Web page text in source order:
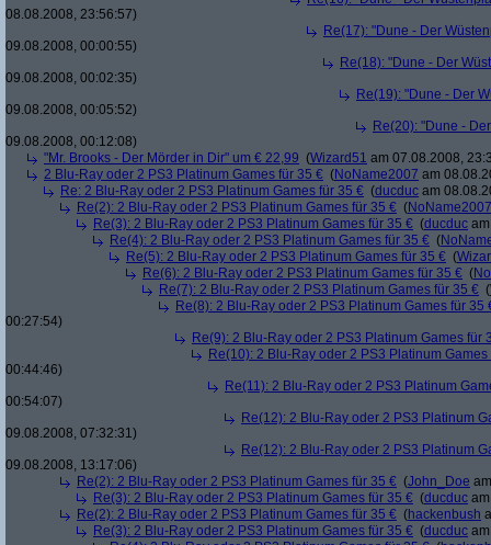
08.08.2008, 23:56:57)
Re(17): "Dune - Der
09.08.2008, 00:00:55)
Re(18): "Dune - Der
09.08.2008, 00:02:35)
Re(19): "Dune - Der
09.08.2008, 00:05:52)
Re(20): "Dune -
09.08.2008, 00:12:08)
"Mr. Brooks - Der Mörder in Dir" um € 22,99 (Wizard51 am 07.08.2008,
2 Blu-Ray oder 2 PS3 Platinum Games für 35 € (NoName2007 am
Re: 2 Blu-Ray oder 2 PS3 Platinum Games für 35 € (ducduc am
Re(2): 2 Blu-Ray oder 2 PS3 Platinum Games für 35 € (NoName2007
Re(3): 2 Blu-Ray oder 2 PS3 Platinum Games für 35 € (ducduc
Re(4): 2 Blu-Ray oder 2 PS3 Platinum Games für 35 € (
Re(5): 2 Blu-Ray oder 2 PS3 Platinum Games für 35 € (
Re(6): 2 Blu-Ray oder 2 PS3 Platinum Games für 35 € (
Re(7): 2 Blu-Ray oder 2 PS3 Platinum Games für 35 € (
Re(8): 2 Blu-Ray oder 2 PS3 Platinum Games für 35
00:27:54)
Re(9): 2 Blu-Ray oder 2 PS3 Platinum Games für
Re(10): 2 Blu-Ray oder 2 PS3 Platinum Games
00:44:46)
Re(11): 2 Blu-Ray oder 2 PS3 Platinum
00:54:07)
Re(12): 2 Blu-Ray oder 2 PS3 Platinum
09.08.2008, 07:32:31)
Re(12): 2 Blu-Ray oder 2 PS3 Platinum
09.08.2008, 13:17:06)
Re(2): 2 Blu-Ray oder 2 PS3 Platinum Games für 35 € (John_Doe
Re(3): 2 Blu-Ray oder 2 PS3 Platinum Games für 35 € (ducduc
Re(2): 2 Blu-Ray oder 2 PS3 Platinum Games für 35 € (hackenbush
Re(3): 2 Blu-Ray oder 2 PS3 Platinum Games für 35 € (ducduc